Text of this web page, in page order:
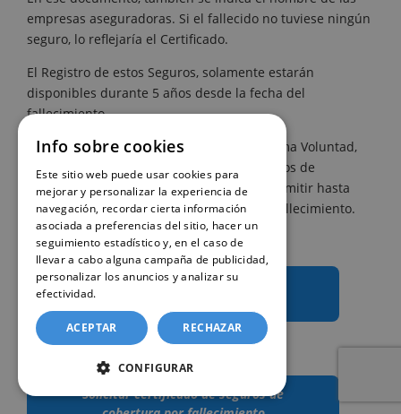
empresas aseguradoras. Si el fallecido no tuviese ningún
seguro, lo reflejaría el Certificado.
El Registro de estos Seguros, solamente estarán
disponibles durante 5 años desde la fecha del
fallecimiento.
Nota:Tanto el Certificado de Actos de Última Voluntad,
como el Certificado de Contratos de Seguros de
Cobertura de fallecimiento, no se podrán emitir hasta
pasados 15 días hábiles desde el día del fallecimiento.
Solicitar un certificado de últimas
Solicitar certificado de seguros de
Info sobre cookies
Este sitio web puede usar cookies para
mejorar y personalizar la experiencia de
navegación, recordar cierta información
asociada a preferencias del sitio, hacer un
seguimiento estadístico y, en el caso de
llevar a cabo alguna campaña de publicidad,
personalizar los anuncios y analizar su
efectividad.
ACEPTAR RECHAZAR
CONFIGURAR